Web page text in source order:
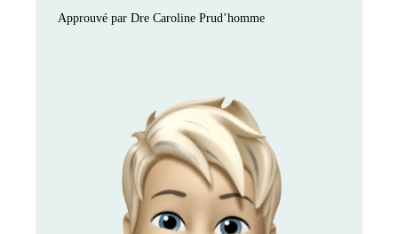
Approuvé par Dre Caroline Prud’homme